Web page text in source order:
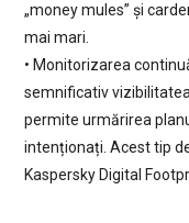
„money mules” și
mai mari.
• Monitorizarea
semnificativ
permite urmărirea
intenționați. Acest tip
Kaspersky Digital